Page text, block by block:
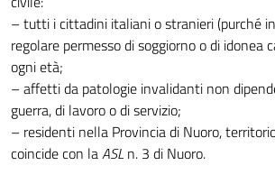
– tutti i cittadini italiani o stranieri (purché
regolare permesso di soggiorno o di idonea
ogni età;
– affetti da patologie invalidanti non
guerra, di lavoro o di servizio;
– residenti nella Provincia di Nuoro,
coincide con laASL n. 3 di Nuoro.